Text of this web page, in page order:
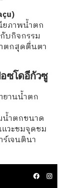
ภาพน้ำตก
บกิจกรรม
ตกสุดตื่นตา
อซโดอีกัวซู
ยานน้ำตก
ำตกขนาด
วะชมจุดชม
เจนตินา